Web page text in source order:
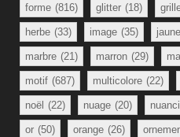
forme (816) glitter (18)
herbe (33) image (35) jaune
marbre (21) marron (29)
motif (687) multicolore (22)
noël (22) nuage (20)
or (50) orange (26)